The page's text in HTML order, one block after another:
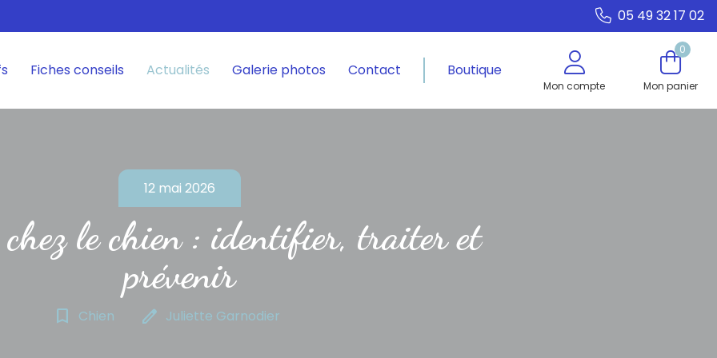
05 49 32 17 02
Fiches conseils Actualités Galerie photos Contact Boutique
Mon compte
0
Mon panier
12 mai 2026
le chien : identifier, traiter et
prévenir
bookmark_border Chien edit Juliette Garnodier